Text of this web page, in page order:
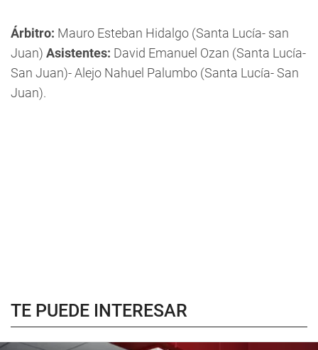
Árbitro: Mauro Esteban Hidalgo (Santa Lucía- san
Juan) Asistentes: David Emanuel Ozan (Santa Lucía-
San Juan)- Alejo Nahuel Palumbo (Santa Lucía- San
Juan).
TE PUEDE INTERESAR